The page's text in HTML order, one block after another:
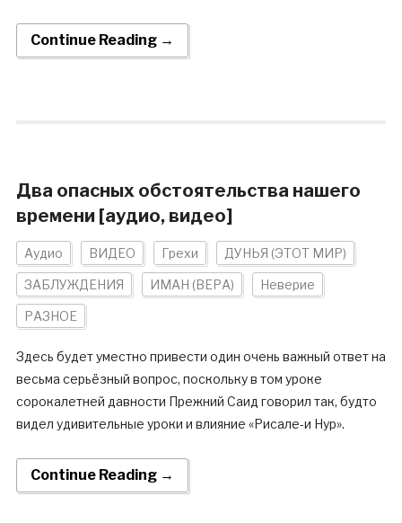
Continue Reading →
Два опасных обстоятельства нашего
времени [аудио, видео]
Аудио ВИДЕО Грехи ДУНЬЯ (ЭТОТ МИР)
ЗАБЛУЖДЕНИЯ ИМАН (ВЕРА) Неверие
РАЗНОЕ
Здесь будет уместно привести один очень важный ответ на
весьма серьёзный вопрос, поскольку в том уроке
сорокалетней давности Прежний Саид говорил так, будто
видел удивительные уроки и влияние «Рисале-и Нур».
Continue Reading →